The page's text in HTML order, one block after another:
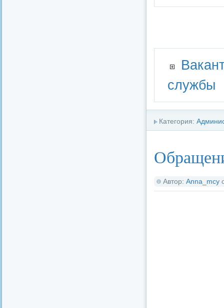
службы
Категория:
Автор: Anna_mcy